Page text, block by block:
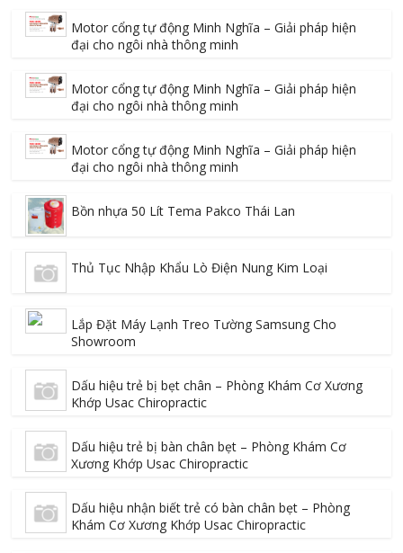
Motor cổng tự động Minh Nghĩa – Giải pháp hiện
đại cho ngôi nhà thông minh
Motor cổng tự động Minh Nghĩa – Giải pháp hiện
đại cho ngôi nhà thông minh
Motor cổng tự động Minh Nghĩa – Giải pháp hiện
đại cho ngôi nhà thông minh
Bồn nhựa 50 Lít Tema Pakco Thái Lan
Thủ Tục Nhập Khẩu Lò Điện Nung Kim Loại
Lắp Đặt Máy Lạnh Treo Tường Samsung Cho
Showroom
Dấu hiệu trẻ bị bẹt chân – Phòng Khám Cơ Xương
Khớp Usac Chiropractic
Dấu hiệu trẻ bị bàn chân bẹt – Phòng Khám Cơ
Xương Khớp Usac Chiropractic
Dấu hiệu nhận biết trẻ có bàn chân bẹt – Phòng
Khám Cơ Xương Khớp Usac Chiropractic